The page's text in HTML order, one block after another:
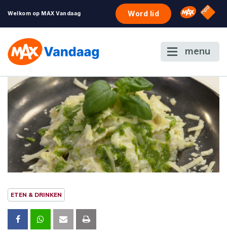
Welkom op MAX Vandaag Word lid Omroep
NPO
menu
ETEN & DRINKEN